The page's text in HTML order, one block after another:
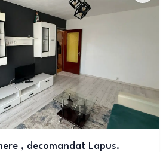
, decomandat Lapus.